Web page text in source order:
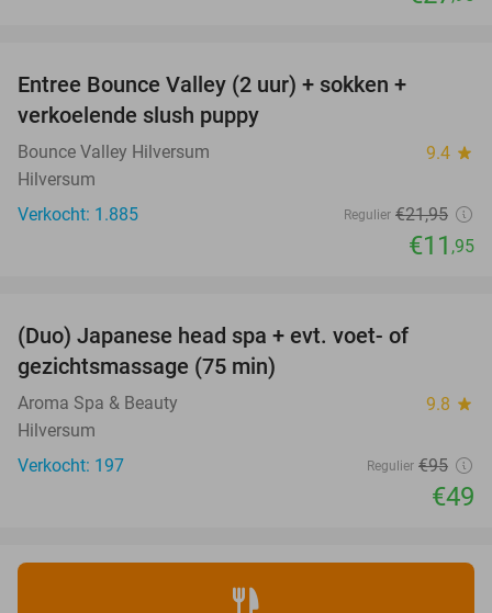
Entree Bounce Valley (2 uur) + sokken +
verkoelende slush puppy
Bounce Valley Hilversum 9.4 star
Hilversum
Verkocht: 1.885
Regulier €21,95
€11 ,95
(Duo) Japanese head spa + evt. voet- of
gezichtsmassage (75 min)
Aroma Spa & Beauty 9.8 star
Hilversum
Verkocht: 197
Regulier €95
€49